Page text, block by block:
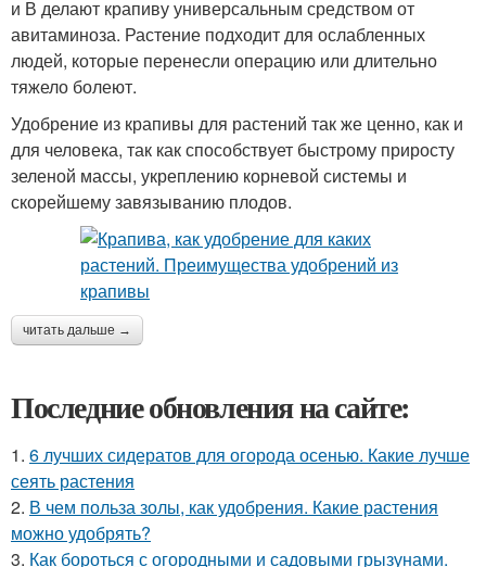
и В делают крапиву универсальным средством от
авитаминоза. Растение подходит для ослабленных
людей, которые перенесли операцию или длительно
тяжело болеют.
Удобрение из крапивы для растений так же ценно, как и
для человека, так как способствует быстрому приросту
зеленой массы, укреплению корневой системы и
скорейшему завязыванию плодов.
читать дальше →
Последние обновления на сайте:
1. 6 лучших сидератов для огорода осенью. Какие лучше
сеять растения
2. В чем польза золы, как удобрения. Какие растения
можно удобрять?
3. Как бороться с огородными и садовыми грызунами.